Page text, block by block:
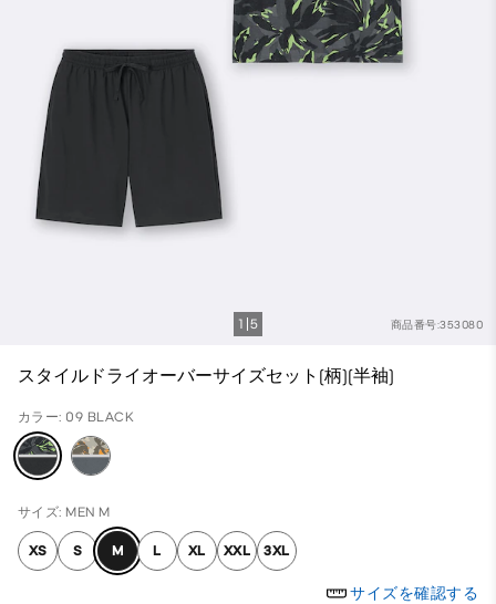
商品番号:353080
1 5
スタイルドライオーバーサイズセット(柄)(半袖)
カラー: 09 BLACK
サイズ: MEN M
XS S M L XL XXL 3XL
サイズを確認する